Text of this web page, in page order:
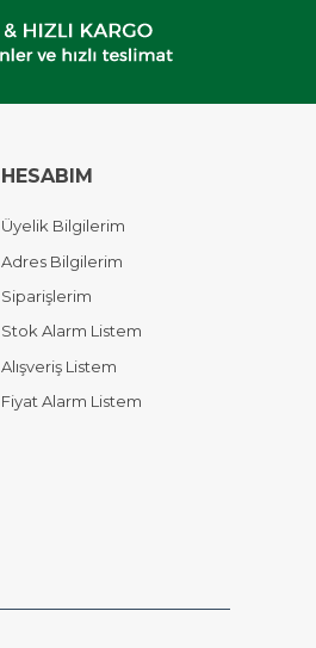
HESABIM
Üyelik Bilgilerim
Adres Bilgilerim
Siparişlerim
Stok Alarm Listem
Alışveriş Listem
Fiyat Alarm Listem